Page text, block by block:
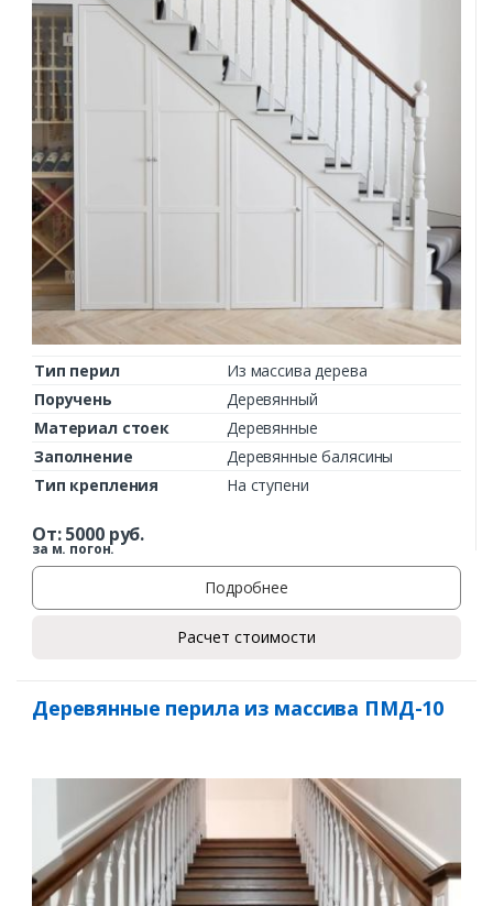
Тип перил
Из массива дерева
Поручень
Деревянный
Материал стоек
Деревянные
Заполнение
Деревянные балясины
Тип крепления
На ступени
От:5000руб.
за м. погон.
Подробнее
Расчет стоимости
Деревянные перила из массива ПМД-10